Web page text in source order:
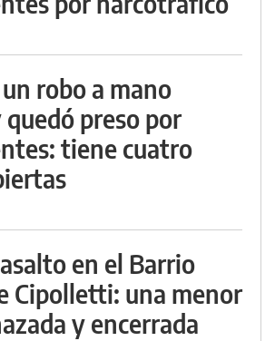
robo a mano
preso por
tiene cuatro
en el Barrio
Cipolletti: una menor
y encerrada